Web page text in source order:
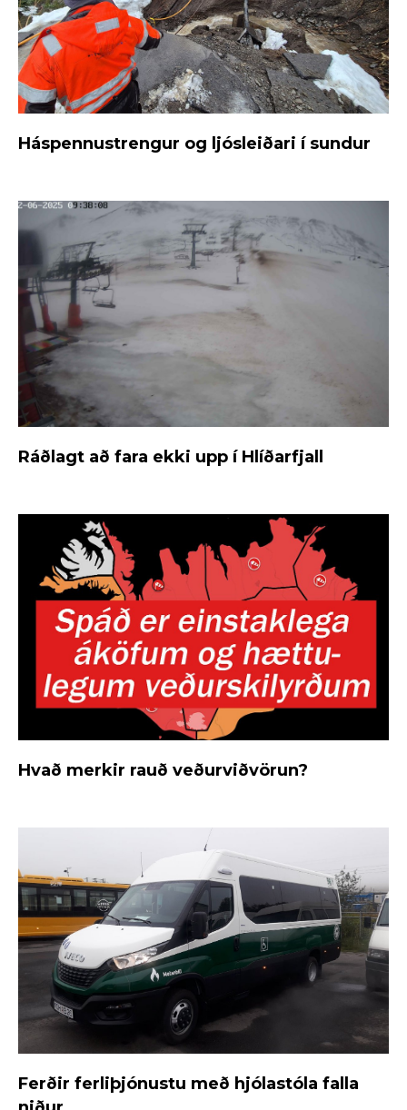
Háspennustrengur og ljósleiðari í sundur
Ráðlagt að fara ekki upp í Hlíðarfjall
Hvað merkir rauð veðurviðvörun?
Ferðir ferliþjónustu með hjólastóla falla